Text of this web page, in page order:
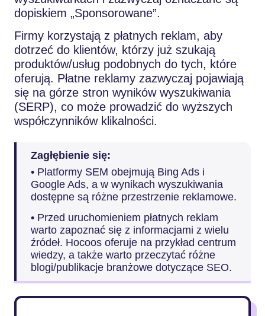
dopiskiem „Sponsorowane”.
Firmy korzystają z płatnych reklam, aby
dotrzeć do klientów, którzy już szukają
produktów/usług podobnych do tych, które
oferują. Płatne reklamy zazwyczaj pojawiają
się na górze stron wyników wyszukiwania
(SERP), co może prowadzić do wyższych
współczynników klikalności.
Zagłębienie się:
• Platformy SEM obejmują Bing Ads i
Google Ads, a w wynikach wyszukiwania
dostępne są różne przestrzenie reklamowe.
• Przed uruchomieniem płatnych reklam
warto zapoznać się z informacjami z wielu
źródeł. Hocoos oferuje na przykład centrum
wiedzy, a także warto przeczytać różne
blogi/publikacje branżowe dotyczące SEO.